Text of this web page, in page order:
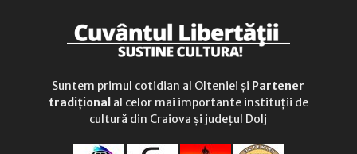
Suntem primul cotidian al Olteniei și Partener
tradițional al celor mai importante instituții de
cultură din Craiova și județul Dolj